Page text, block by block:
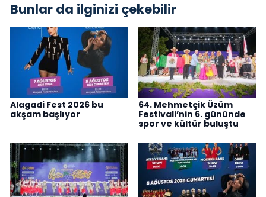
Bunlar da ilginizi çekebilir
Alagadi Fest 2026 bu
akşam başlıyor
64. Mehmetçik Üzüm
Festivali’nin 6. gününde
spor ve kültür buluştu